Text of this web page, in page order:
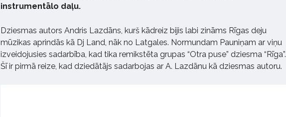
instrumentālo daļu.
Dziesmas autors Andris Lazdāns, kurš kādreiz bijis labi zināms Rīgas deju
mūzikas aprindās kā Dj Land, nāk no Latgales. Normundam Pauniņam ar viņu
izveidojusies sadarbība, kad tika remikstēta grupas “Otra puse” dziesma “Rīga”.
Šī ir pirmā reize, kad dziedātājs sadarbojas ar A. Lazdānu kā dziesmas autoru.